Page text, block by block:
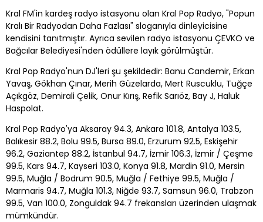
Kral FM'in kardeş radyo istasyonu olan Kral Pop Radyo, "Popun
Kralı Bir Radyodan Daha Fazlası" sloganıyla dinleyicisine
kendisini tanıtmıştır. Ayrıca sevilen radyo istasyonu ÇEVKO ve
Bağcılar Belediyesi'nden ödüllere layık görülmüştür.
Kral Pop Radyo'nun DJ'leri şu şekildedir: Banu Candemir, Erkan
Yavaş, Gökhan Çınar, Merih Güzelarda, Mert Ruscuklu, Tuğçe
Açıkgöz, Demirali Çelik, Onur Kırış, Refik Sarıöz, Bay J, Haluk
Haspolat.
Kral Pop Radyo'ya Aksaray 94.3, Ankara 101.8, Antalya 103.5,
Balıkesir 88.2, Bolu 99.5, Bursa 89.0, Erzurum 92.5, Eskişehir
96.2, Gaziantep 88.2, İstanbul 94.7, İzmir 106.3, İzmir / Çeşme
99.5, Kars 94.7, Kayseri 103.0, Konya 91.8, Mardin 91.0, Mersin
99.5, Muğla / Bodrum 90.5, Muğla / Fethiye 99.5, Muğla /
Marmaris 94.7, Muğla 101.3, Niğde 93.7, Samsun 96.0, Trabzon
99.5, Van 100.0, Zonguldak 94.7 frekansları üzerinden ulaşmak
mümkündür.